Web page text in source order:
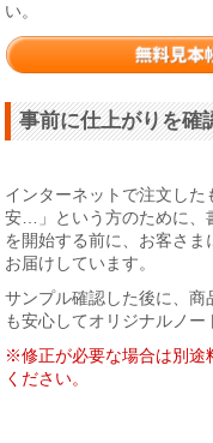
い。
事前に仕上がりを確
インターネットで注文し
安…」という方のために、
を開始する前に、お客さ
お届けしています。
サンプル確認した後に、
も安心してオリジナルノー
※修正が必要な場合は別途
ください。